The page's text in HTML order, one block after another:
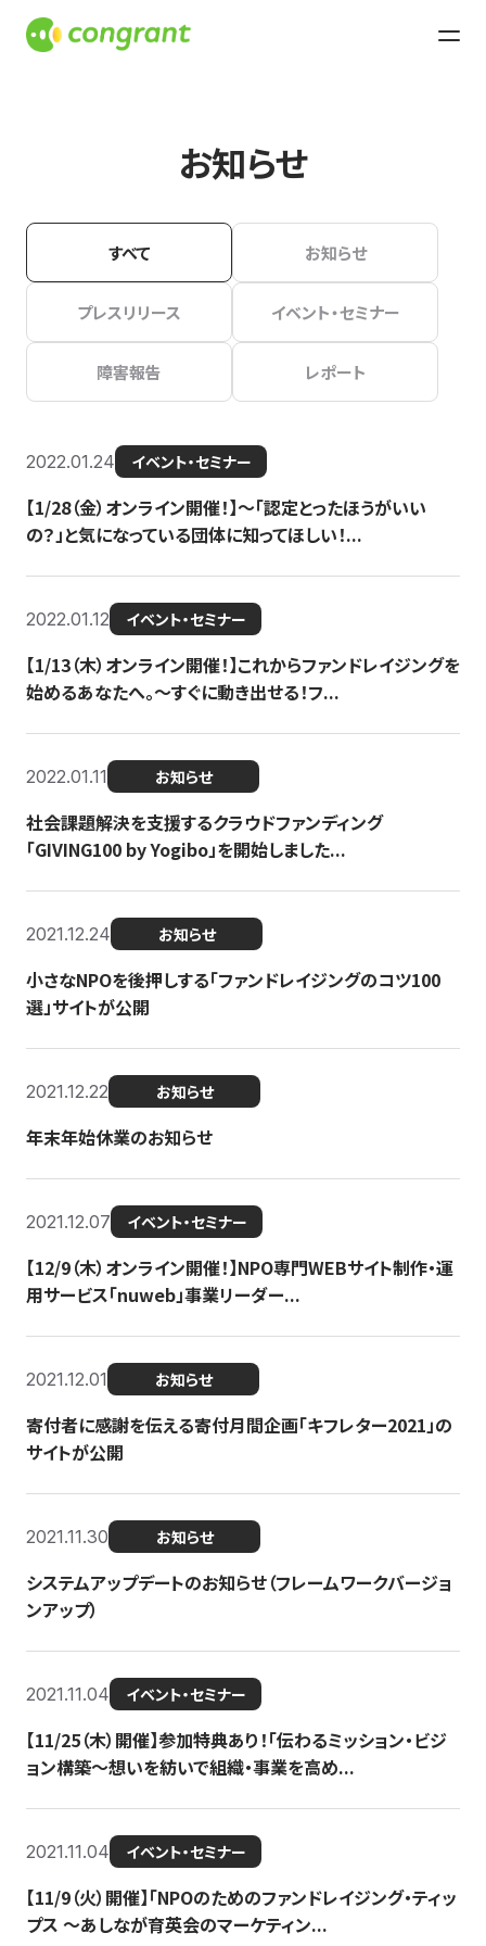
お知らせ
すべて お知らせ
プレスリリース イベント・セミナー
障害報告 レポート
2022.01.24 イベント・セミナー
【1/28（金）オンライン開催！】〜「認定とったほうがいい
の？」と気になっている団体に知ってほしい！...
2022.01.12 イベント・セミナー
【1/13（木）オンライン開催！】これからファンドレイジングを
始めるあなたへ。〜すぐに動き出せる！フ...
2022.01.11 お知らせ
社会課題解決を支援するクラウドファンディング
「GIVING100 by Yogibo」を開始しました...
2021.12.24 お知らせ
小さなNPOを後押しする「ファンドレイジングのコツ100
選」サイトが公開
2021.12.22 お知らせ
年末年始休業のお知らせ
2021.12.07 イベント・セミナー
【12/9（木）オンライン開催！】NPO専門WEBサイト制作・運
用サービス「nuweb」事業リーダー...
2021.12.01 お知らせ
寄付者に感謝を伝える寄付月間企画「キフレター2021」の
サイトが公開
2021.11.30 お知らせ
システムアップデートのお知らせ（フレームワークバージョ
ンアップ）
2021.11.04 イベント・セミナー
【11/25（木）開催】参加特典あり！「伝わるミッション・ビジ
ョン構築〜想いを紡いで組織・事業を高め...
2021.11.04 イベント・セミナー
【11/9（火）開催】「NPOのためのファンドレイジング・ティッ
プス 〜あしなが育英会のマーケティン...